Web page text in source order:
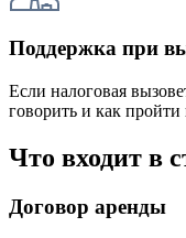
Поддержка при
Если налоговая
говорить и как пройти
Что входит в
Договор аренды